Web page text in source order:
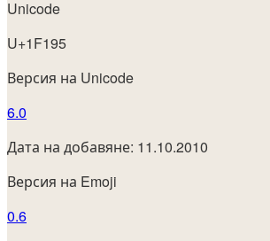
Unicode
U+1F195
Версия на Unicode
6.0
Дата на добавяне: 11.10.2010
Версия на Emoji
0.6